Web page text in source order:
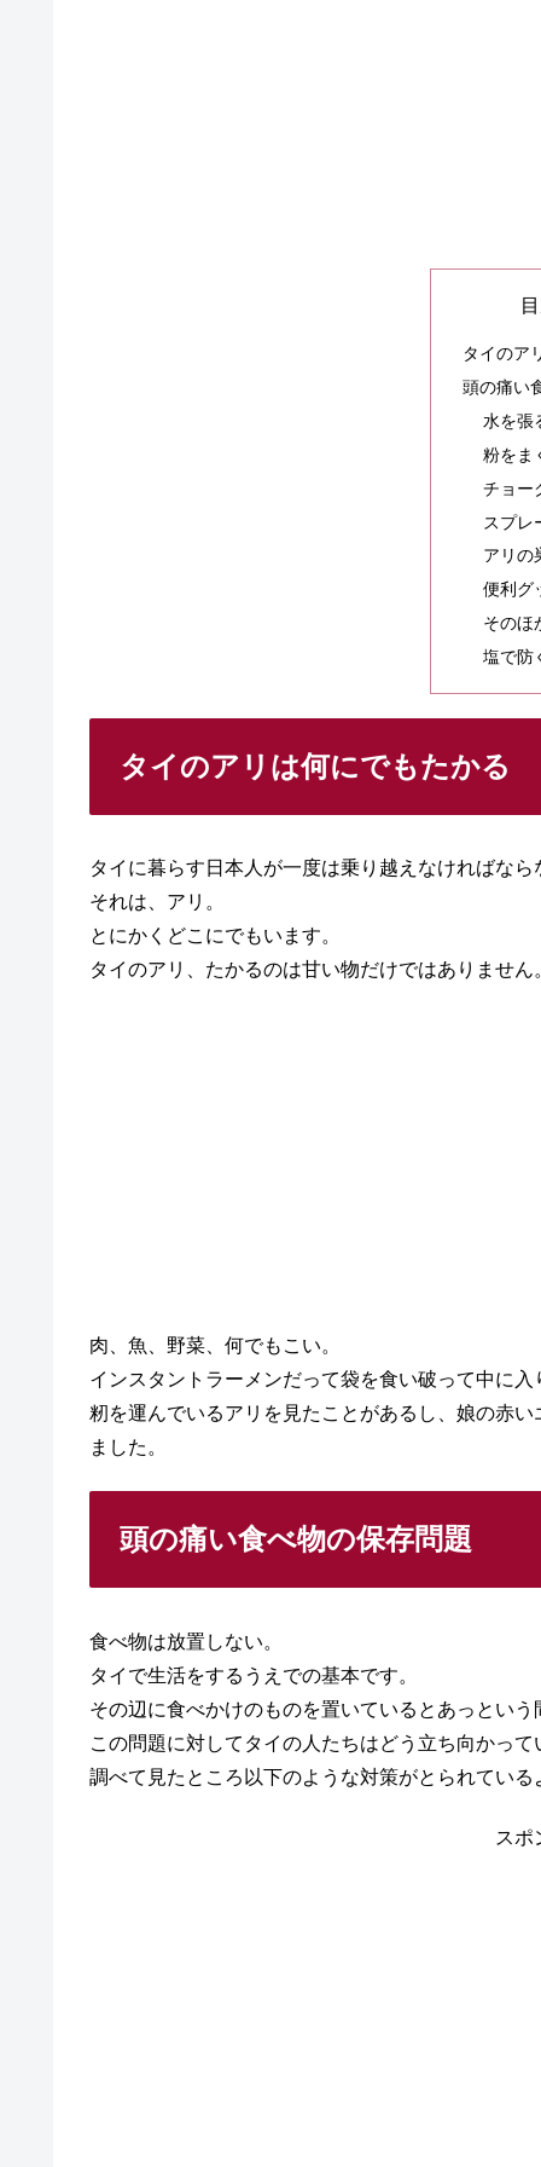
タイのア
頭の痛い
水を張
粉をま
チョー
スプレ
アリの
便利グ
そのほ
塩で防
タイのアリは何にでもたかる
タイに暮らす日本人が一度は乗り越えなければなら
それは、アリ。
とにかくどこにでもいます。
タイのアリ、たかるのは甘い物だけではありません
肉、魚、野菜、何でもこい。
インスタントラーメンだって袋を食い破って中に入
籾を運んでいるアリを見たことがあるし、娘の赤
ました。
頭の痛い食べ物の保存問題
食べ物は放置しない。
タイで生活をするうえでの基本です。
その辺に食べかけのものを置いているとあっという
この問題に対してタイの人たちはどう立ち向かっ
調べて見たところ以下のような対策がとられている
スポ